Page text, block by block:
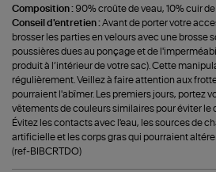
Composition : 90% croûte de veau, 10% cuir
Conseil d'entretien :Avant de porter votre
brosser les parties en velours avec une brosse
poussières dues au ponçage et de
produit à l’intérieur de votre sac). Cette
régulièrement. Veillez à faire attention aux
pourraient l'abîmer. Les premiers jours, portez
vêtements de couleurs similaires pour éviter le
Évitez les contacts avec l'eau, les sources de
artificielle et les corps gras qui pourraient
(ref-BIBCRTDO)